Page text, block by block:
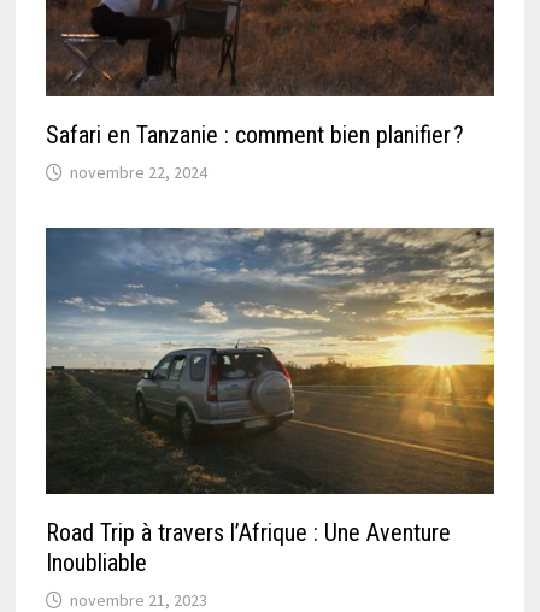
Safari en Tanzanie : comment bien planifier ?
novembre 22, 2024
Road Trip à travers l’Afrique : Une Aventure
Inoubliable
novembre 21, 2023